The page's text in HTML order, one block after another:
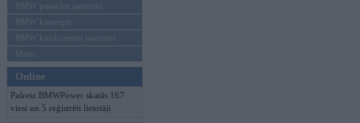
BMW pasaules jaunumi
BMW koncepti
BMW konkurentu jaunumi
Moto
Online
Pašreiz BMWPower skatās 167
viesi un 5 reģistrēti lietotāji.